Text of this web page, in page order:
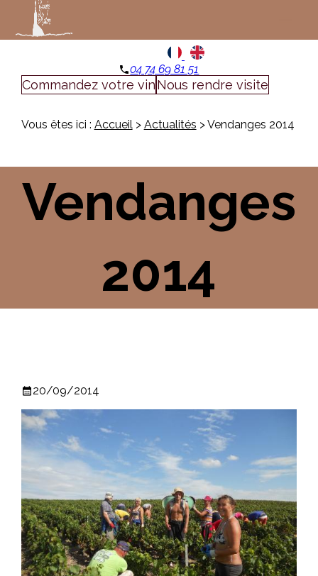
phone04 74 69 81 51
Commandez votre vinNous rendre visite
Vous êtes ici : Accueil> Actualités > Vendanges 2014
Vendanges
2014
calendar_month20/09/2014
Panneau de gestion des cookies